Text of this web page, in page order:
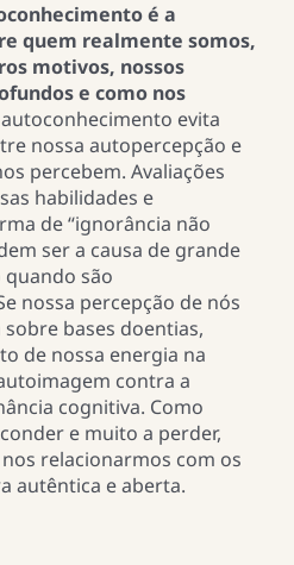
é a
quem realmente somos,
motivos, nossos
e como nos
evita
nossa autopercepção e
percebem. Avaliações
habilidades e
de “ignorância não
ser a causa de grande
são
nossa percepção de nós
bases doentias,
de nossa energia na
contra a
cognitiva. Como
e muito a perder,
relacionarmos com os
autêntica e aberta.